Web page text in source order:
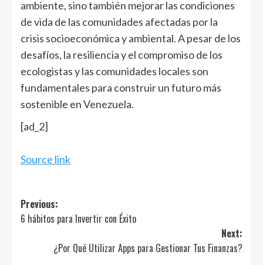
ambiente, sino también mejorar las condiciones
de vida de las comunidades afectadas por la
crisis socioeconómica y ambiental. A pesar de los
desafíos, la resiliencia y el compromiso de los
ecologistas y las comunidades locales son
fundamentales para construir un futuro más
sostenible en Venezuela.
[ad_2]
Source link
Post
navigation
Previous:
6 hábitos para Invertir con Éxito
Next:
¿Por Qué Utilizar Apps para Gestionar Tus Finanzas?